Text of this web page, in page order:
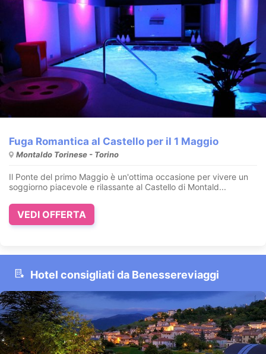
Fuga Romantica al Castello per il 1 Maggio
Montaldo Torinese - Torino
Il Ponte del primo Maggio è un'ottima occasione per vivere un
soggiorno piacevole e rilassante al Castello di Montald...
VEDI OFFERTA
Hotel consigliati da Benessereviaggi